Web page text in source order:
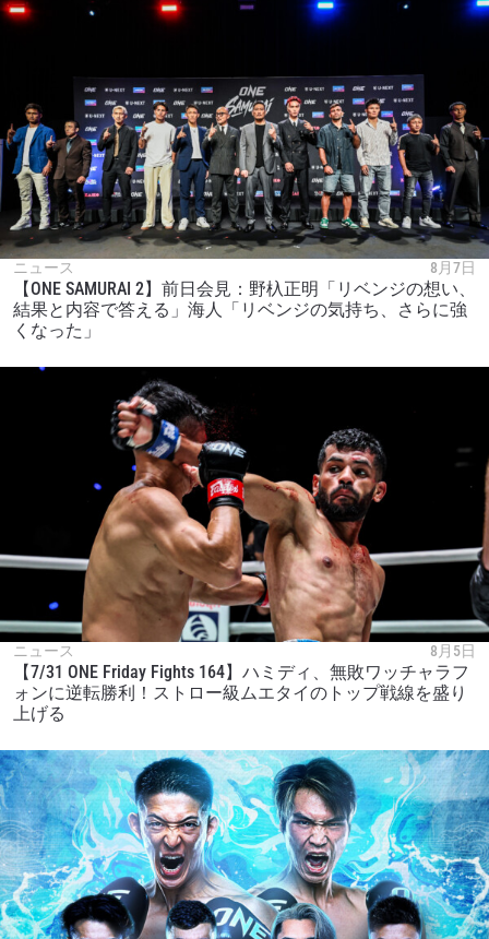
ニュース 8月7日
【ONE SAMURAI 2】前日会見：野杁正明「リベンジの想い、
結果と内容で答える」海人「リベンジの気持ち、さらに強
くなった」
ニュース 8月5日
【7/31 ONE Friday Fights 164】ハミディ、無敗ワッチャラフ
ォンに逆転勝利！ストロー級ムエタイのトップ戦線を盛り
上げる